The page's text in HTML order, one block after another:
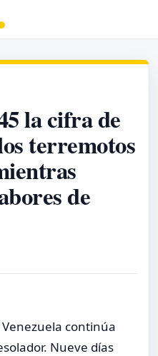
la cifra de
terremotos
de
continúa
Nueve días